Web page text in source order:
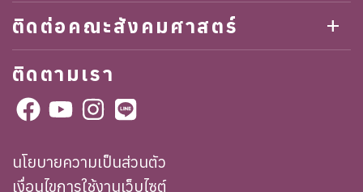
ติดต่อคณะสังคมศาสตร์ add
ติดตามเรา
นโยบายความเป็นส่วนตัว
เงื่อนไขการใช้งานเว็บไซต์